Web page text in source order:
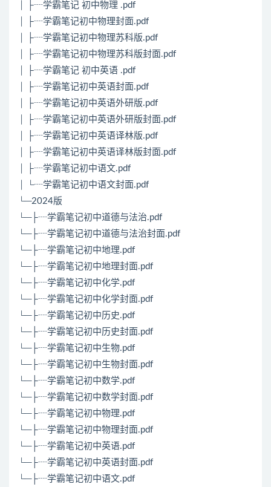
│ ├┈学霸笔记 初中物理 .pdf
│ ├┈学霸笔记初中物理封面.pdf
│ ├┈学霸笔记初中物理苏科版.pdf
│ ├┈学霸笔记初中物理苏科版封面.pdf
│ ├┈学霸笔记 初中英语 .pdf
│ ├┈学霸笔记初中英语封面.pdf
│ ├┈学霸笔记初中英语外研版.pdf
│ ├┈学霸笔记初中英语外研版封面.pdf
│ ├┈学霸笔记初中英语译林版.pdf
│ ├┈学霸笔记初中英语译林版封面.pdf
│ ├┈学霸笔记初中语文.pdf
│ └┈学霸笔记初中语文封面.pdf
└─2024版
└─├┈学霸笔记初中道德与法治.pdf
└─├┈学霸笔记初中道德与法治封面.pdf
└─├┈学霸笔记初中地理.pdf
└─├┈学霸笔记初中地理封面.pdf
└─├┈学霸笔记初中化学.pdf
└─├┈学霸笔记初中化学封面.pdf
└─├┈学霸笔记初中历史.pdf
└─├┈学霸笔记初中历史封面.pdf
└─├┈学霸笔记初中生物.pdf
└─├┈学霸笔记初中生物封面.pdf
└─├┈学霸笔记初中数学.pdf
└─├┈学霸笔记初中数学封面.pdf
└─├┈学霸笔记初中物理.pdf
└─├┈学霸笔记初中物理封面.pdf
└─├┈学霸笔记初中英语.pdf
└─├┈学霸笔记初中英语封面.pdf
└─├┈学霸笔记初中语文.pdf